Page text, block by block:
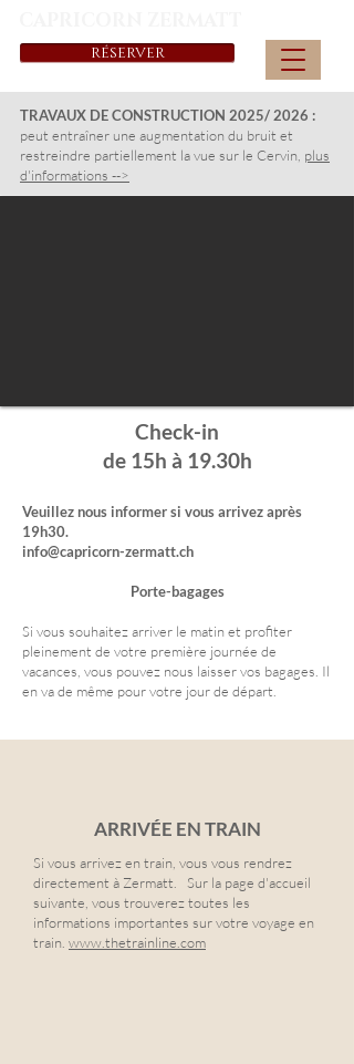
RÉSERVER
TRAVAUX DE CONSTRUCTION 2025/ 2026 :
peut entraîner une augmentation du bruit et
restreindre partiellement la vue sur le Cervin, plus
d'informations -->
Check-in
de 15h à 19.30h
Veuillez nous informer si vous arrivez après
19h30.
info@capricorn-zermatt.ch
Porte-bagages
Si vous souhaitez arriver le matin et profiter
pleinement de votre première journée de
vacances, vous pouvez nous laisser vos bagages. Il
en va de même pour votre jour de départ.
ARRIVÉE EN TRAIN
Si vous arrivez en train, vous vous rendrez
directement à Zermatt.
Sur la page d'accueil
suivante, vous trouverez toutes les
informations importantes sur votre voyage en
train. www.thetrainline.com